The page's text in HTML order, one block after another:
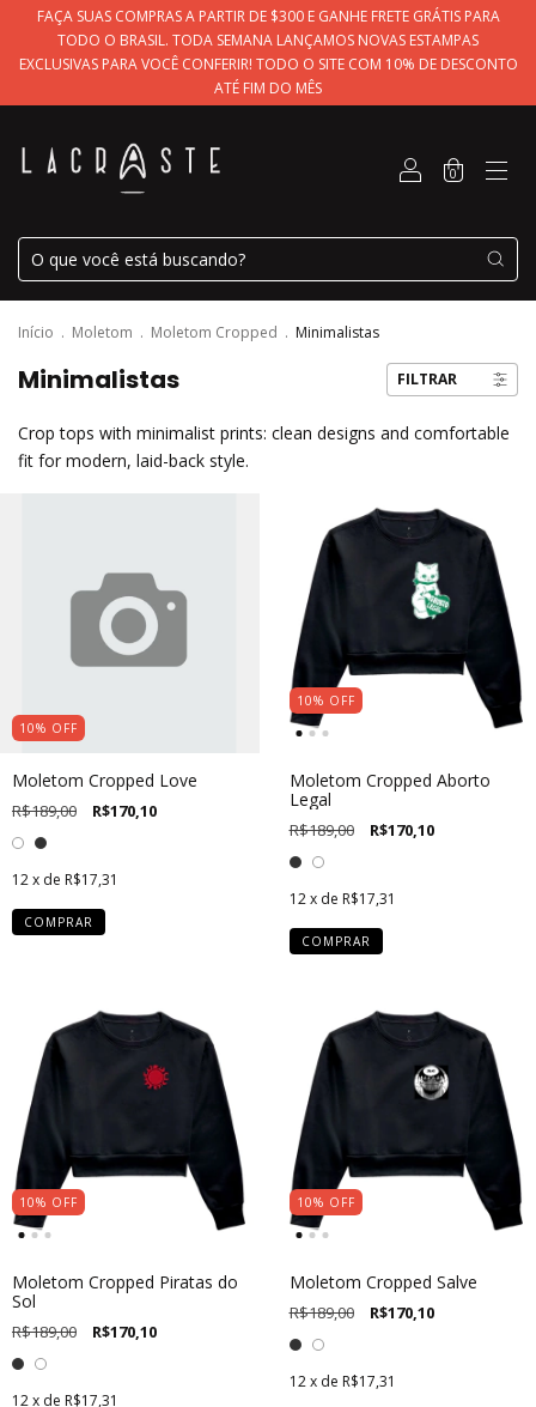
FAÇA SUAS COMPRAS A PARTIR DE $300 E GANHE FRETE GRÁTIS PARA
TODO O BRASIL. TODA SEMANA LANÇAMOS NOVAS ESTAMPAS
EXCLUSIVAS PARA VOCÊ CONFERIR! TODO O SITE COM 10% DE DESCONTO
ATÉ FIM DO MÊS
0
Início . Moletom . Moletom Cropped . Minimalistas
Minimalistas FILTRAR
Crop tops with minimalist prints: clean designs and comfortable
fit for modern, laid-back style.
10% OFF
Moletom Cropped Love
R$189,00 R$170,10
12x de R$17,31
COMPRAR
10% OFF
Moletom Cropped Aborto
Legal
R$189,00 R$170,10
12 x de R$17,31
COMPRAR
10% OFF
Moletom Cropped Piratas do
Sol
R$189,00 R$170,10
12x de R$17,31
10% OFF
Moletom Cropped Salve
R$189,00 R$170,10
12 x de R$17,31